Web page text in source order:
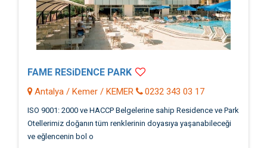
FAME RESiDENCE PARK
Antalya / Kemer / KEMER 0232 343 03 17
ISO 9001: 2000 ve HACCP Belgelerine sahip Residence ve Park
Otellerimiz doğanın tüm renklerinin doyasıya yaşanabileceği
ve eğlencenin bol o